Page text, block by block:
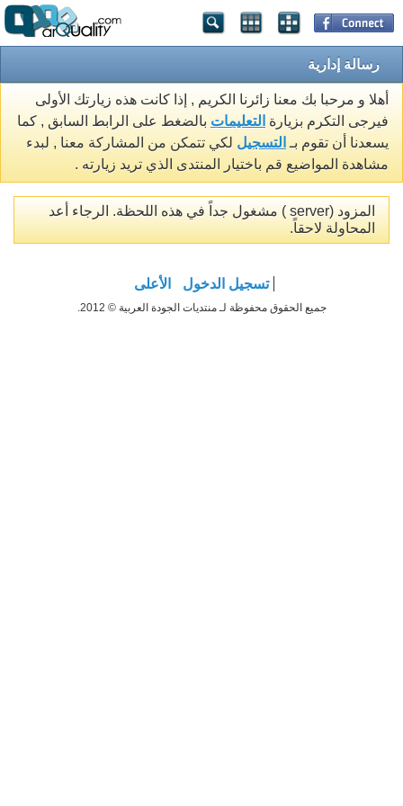
رسالة إدارية
أهلا و مرحبا بك معنا زائرنا الكريم , إذا كانت هذه زيارتك الأولى
فيرجى التكرم بزيارة التعليمات بالضغط على الرابط السابق , كما
يسعدنا أن تقوم بـ التسجيل لكي تتمكن من المشاركة معنا , لبدء
مشاهدة المواضيع قم باختيار المنتدى الذي تريد زيارته .
المزود (server ) مشغول جداً في هذه اللحظة. الرجاء أعد
المحاولة لاحقاً.
تسجيل الدخول الأعلى
جميع الحقوق محفوظة لـ منتديات الجودة العربية © 2012.